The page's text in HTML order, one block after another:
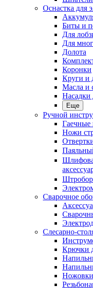
Оснастка для
Биты и
Для
Для
Долота
Коронки
Круги и
Масла и
Насадки
Еще
Ручной
Гаечные
Ножи
Сварочное
Слесарно-
Крючки